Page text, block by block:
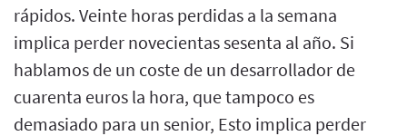
rápidos. Veinte horas perdidas a la semana
implica perder novecientas sesenta al año. Si
hablamos de un coste de un desarrollador de
cuarenta euros la hora, que tampoco es
demasiado para un senior, Esto implica perder